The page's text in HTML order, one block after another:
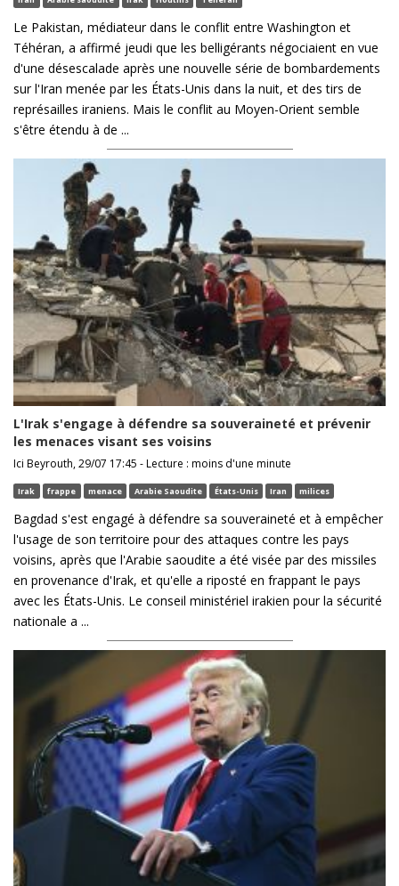
Le Pakistan, médiateur dans le conflit entre Washington et
Téhéran, a affirmé jeudi que les belligérants négociaient en vue
d'une désescalade après une nouvelle série de bombardements
sur l'Iran menée par les États-Unis dans la nuit, et des tirs de
représailles iraniens. Mais le conflit au Moyen-Orient semble
s'être étendu à de ...
L'Irak s'engage à défendre sa souveraineté et prévenir
les menaces visant ses voisins
Ici Beyrouth, 29/07 17:45 - Lecture : moins d'une minute
Irak frappe menace Arabie Saoudite États-Unis Iran milices
Bagdad s'est engagé à défendre sa souveraineté et à empêcher
l'usage de son territoire pour des attaques contre les pays
voisins, après que l'Arabie saoudite a été visée par des missiles
en provenance d'Irak, et qu'elle a riposté en frappant le pays
avec les États-Unis. Le conseil ministériel irakien pour la sécurité
nationale a ...